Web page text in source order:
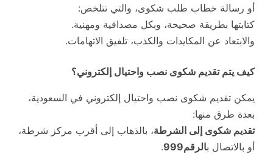
أو رسالة خطاب طلب شكوى، والتي تتلخص:
كتابتها بطريقة صحيحة، وبكل مصداقية ومهنية.
والابتعاد عن المكايدات والكذب، تلفيق الاتهامات.
كيف يتم تقديم شكوى نصب واحتيال إلكتروني؟
يمكن تقديم شكوى نصب واحتيال إلكتروني في السعودية،
بعدة طرق منها:
تقديم شكوى إلى الشرطة، بالذهاب إلى أقرب مركز شرطة،
أو بالاتصال بالرقم999
.